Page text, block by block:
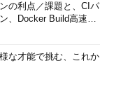
の利点／課題と、CIパ
、Docker Build高速化
な才能で挑む、これか